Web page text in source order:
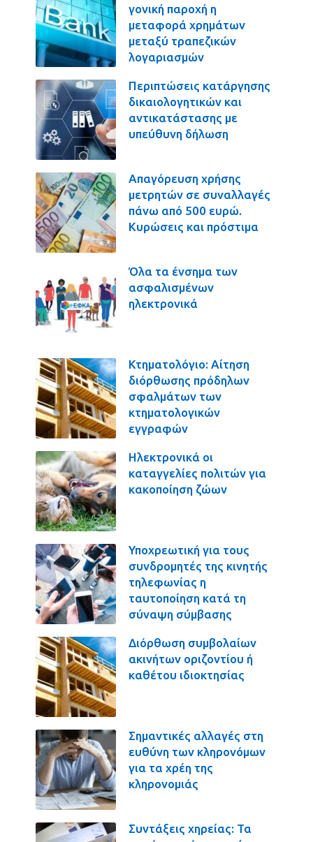
γονική παροχή η
μεταφορά χρημάτων
μεταξύ τραπεζικών
λογαριασμών
Περιπτώσεις κατάργησης
δικαιολογητικών και
αντικατάστασης με
υπεύθυνη δήλωση
Απαγόρευση χρήσης
μετρητών σε συναλλαγές
πάνω από 500 ευρώ.
Κυρώσεις και πρόστιμα
Όλα τα ένσημα των
ασφαλισμένων
ηλεκτρονικά
Κτηματολόγιο: Αίτηση
διόρθωσης πρόδηλων
σφαλμάτων των
κτηματολογικών
εγγραφών
Ηλεκτρονικά οι
καταγγελίες πολιτών για
κακοποίηση ζώων
Υποχρεωτική για τους
συνδρομητές της κινητής
τηλεφωνίας η
ταυτοποίηση κατά τη
σύναψη σύμβασης
Διόρθωση συμβολαίων
ακινήτων οριζοντίου ή
καθέτου ιδιοκτησίας
Σημαντικές αλλαγές στη
ευθύνη των κληρονόμων
για τα χρέη της
κληρονομιάς
Συντάξεις χηρείας: Τα